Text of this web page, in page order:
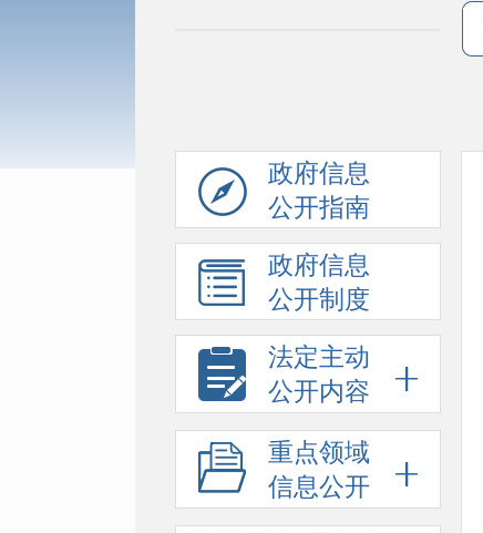
政府信息
公开指南
政府信息
公开制度
法定主动
公开内容
重点领域
信息公开